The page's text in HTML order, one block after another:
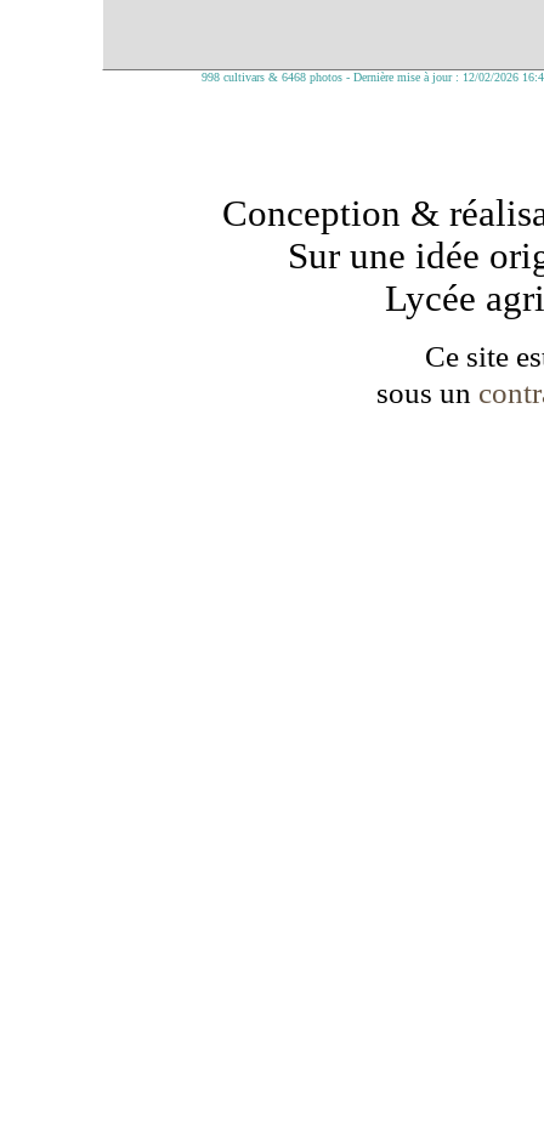
998 cultivars & 6468 photos - Dernière mise à jour : 12/02/2026
Conception &
Sur une idée
Lycée
Ce site
sous un